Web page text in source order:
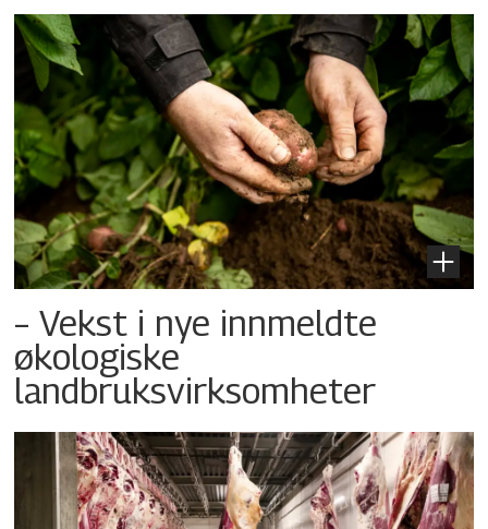
– Vekst i nye innmeldte
økologiske
landbruksvirksomheter